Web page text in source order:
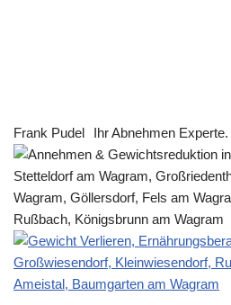
Frank Pudel Ihr Abnehmen Experte.